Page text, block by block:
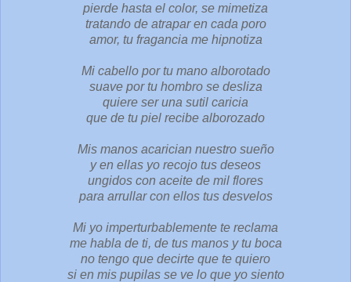
pierde hasta el color, se mimetiza
tratando de atrapar en cada poro
amor, tu fragancia me hipnotiza
Mi cabello por tu mano alborotado
suave por tu hombro se desliza
quiere ser una sutil caricia
que de tu piel recibe alborozado
Mis manos acarician nuestro sueño
y en ellas yo recojo tus deseos
ungidos con aceite de mil flores
para arrullar con ellos tus desvelos
Mi yo imperturbablemente te reclama
me habla de ti, de tus manos y tu boca
no tengo que decirte que te quiero
si en mis pupilas se ve lo que yo siento